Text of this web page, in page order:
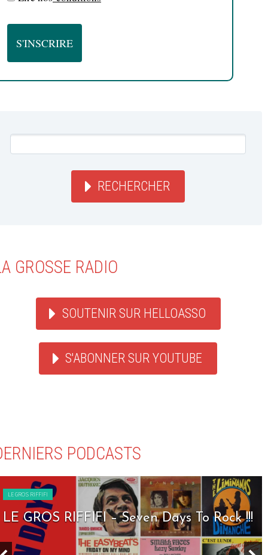
RECHERCHER
GROSSE RADIO
SOUTENIR SUR HELLOASSO
S'ABONNER SUR YOUTUBE
PODCASTS
LE GROS RIFFIFI
LE GROS RIFFIFI – Seven Days To Rock !!!